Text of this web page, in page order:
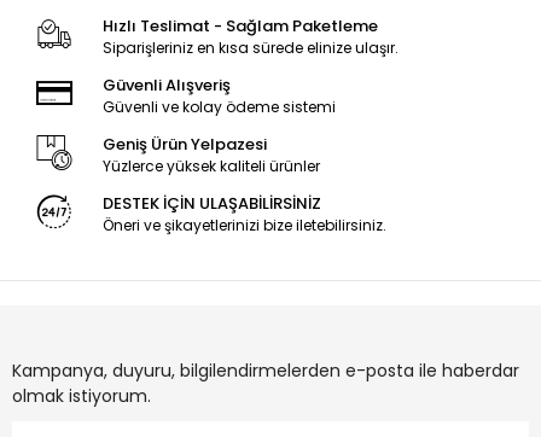
Hızlı Teslimat - Sağlam Paketleme
Siparişleriniz en kısa sürede elinize ulaşır.
Güvenli Alışveriş
Güvenli ve kolay ödeme sistemi
Geniş Ürün Yelpazesi
Yüzlerce yüksek kaliteli ürünler
DESTEK İÇİN ULAŞABİLİRSİNİZ
Öneri ve şikayetlerinizi bize iletebilirsiniz.
Kampanya, duyuru, bilgilendirmelerden e-posta ile haberdar
olmak istiyorum.